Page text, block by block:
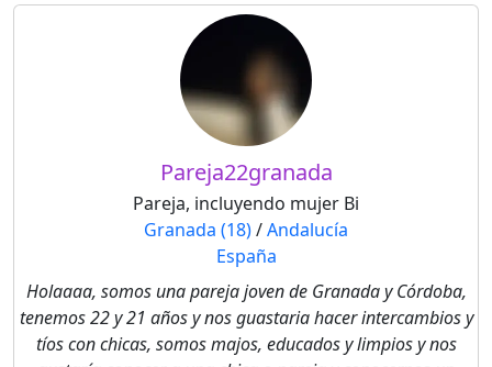
Pareja22granada
Pareja, incluyendo mujer Bi
Granada (18)/Andalucía
España
Holaaaa, somos una pareja joven de Granada y Córdoba,
tenemos 22 y 21 años y nos guastaria hacer intercambios y
tíos con chicas, somos majos, educados y limpios y nos